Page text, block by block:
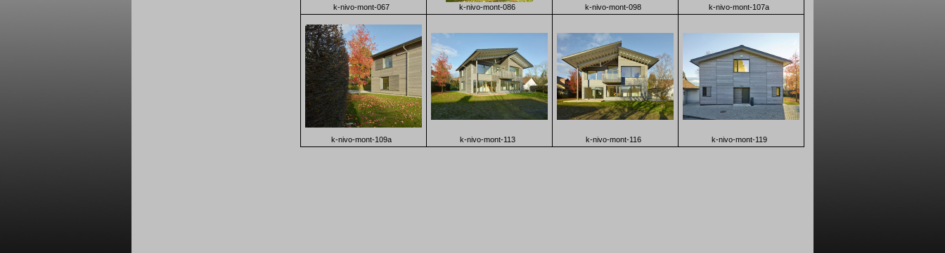
k-nivo-mont-067 k-nivo-mont-086 k-nivo-mont-098 k-nivo-mont-107a
k-nivo-mont-109a k-nivo-mont-113 k-nivo-mont-116 k-nivo-mont-119